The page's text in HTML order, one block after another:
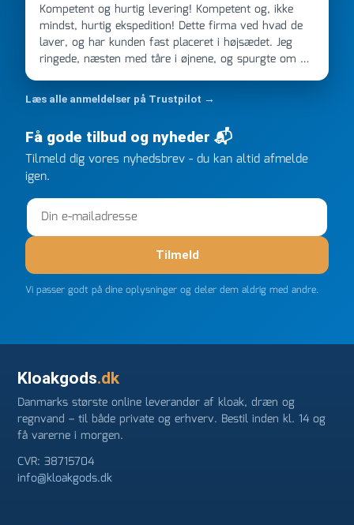
Kompetent og hurtig levering! Kompetent og, ikke
mindst, hurtig ekspedition! Dette firma ved hvad de
laver, og har kunden fast placeret i højsædet. Jeg
ringede, næsten med tåre i øjnene, og spurgte om de
kunne levere en stor ordre, fordi Davidsen A/S ikke
kunne overholde en 2 måneder gammel aftale. Jeg
ringede onsdag kl 16, og min store ordre kom dagen
efter kl 6.45! Kan slet ikke få armene ned, og næste
gang jeg skal bruge noget, vil jeg ringe til dem
FØRST. De varmeste og venligste hilsner fra Rene
Læs alle anmeldelser på Trustpilot →
Få gode tilbud og nyheder 📬
Tilmeld dig vores nyhedsbrev - du kan altid afmelde
igen.
Tilmeld
Vi passer godt på dine oplysninger og deler dem aldrig med andre.
Kloakgods.dk
Danmarks største online leverandør af kloak, dræn og
regnvand – til både private og erhverv. Bestil inden kl. 14 og
få varerne i morgen.
CVR: 38715704
info@kloakgods.dk